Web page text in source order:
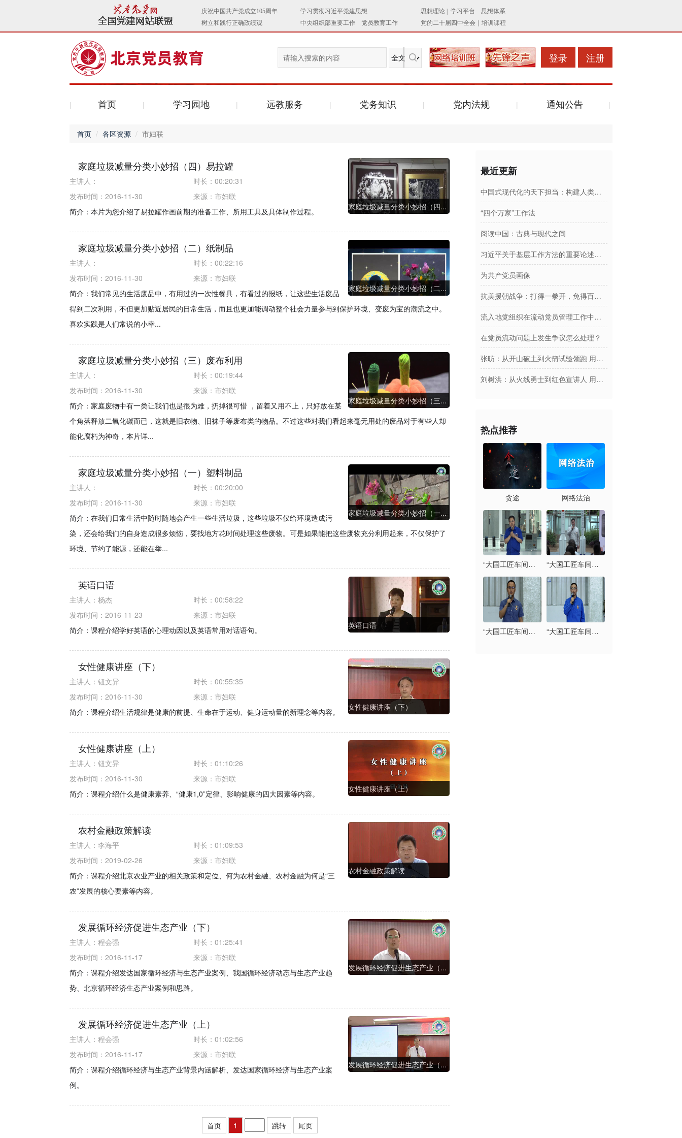
登录 注册
首页 学习园地 远教服务 党务知识 党内法规 通知公告
首页 各区资源 市妇联
家庭垃圾减量分类小妙招（四...
家庭垃圾减量分类小妙招（四）易拉罐
主讲人： 时长： 00:20:31
发布时间：2016-11-30
来源： 市妇联
简介：本片为您介绍了易拉罐作画前期的准备工作、所用工具及具体制作过程。
家庭垃圾减量分类小妙招（二...
家庭垃圾减量分类小妙招（二）纸制品
主讲人： 时长： 00:22:16
发布时间：2016-11-30
来源： 市妇联
简介：我们常见的生活废品中，有用过的一次性餐具，有看过的报纸，让这些生活废品
得到二次利用，不但更加贴近居民的日常生活，而且也更加能调动整个社会力量参与到保护环境、变废为宝的潮流之中。
喜欢实践是人们常说的小幸...
家庭垃圾减量分类小妙招（三...
家庭垃圾减量分类小妙招（三）废布利用
主讲人： 时长： 00:19:44
发布时间：2016-11-30
来源： 市妇联
简介：家庭废物中有一类让我们也是很为难，扔掉很可惜 ，留着又用不上，只好放在某
个角落释放二氧化碳而已，这就是旧衣物、旧袜子等废布类的物品。不过这些对我们看起来毫无用处的废品对于有些人却
能化腐朽为神奇，本片详...
家庭垃圾减量分类小妙招（一...
家庭垃圾减量分类小妙招（一）塑料制品
主讲人： 时长： 00:20:00
发布时间：2016-11-30
来源： 市妇联
简介：在我们日常生活中随时随地会产生一些生活垃圾，这些垃圾不仅给环境造成污
染，还会给我们的自身造成很多烦恼，要找地方花时间处理这些废物。可是如果能把这些废物充分利用起来，不仅保护了
环境、节约了能源，还能在举...
英语口语
英语口语
主讲人： 杨杰 时长： 00:58:22
发布时间：2016-11-23
来源： 市妇联
简介：课程介绍学好英语的心理动因以及英语常用对话语句。
女性健康讲座（下）
女性健康讲座（下）
主讲人： 钮文异 时长： 00:55:35
发布时间：2016-11-30
来源： 市妇联
简介：课程介绍生活规律是健康的前提、生命在于运动、健身运动量的新理念等内容。
女性健康讲座（上）
女性健康讲座（上）
主讲人： 钮文异 时长： 01:10:26
发布时间：2016-11-30
来源： 市妇联
简介：课程介绍什么是健康素养、“健康1,0”定律、影响健康的四大因素等内容。
农村金融政策解读
农村金融政策解读
主讲人： 李海平 时长： 01:09:53
发布时间：2019-02-26
来源： 市妇联
简介：课程介绍北京农业产业的相关政策和定位、何为农村金融、农村金融为何是“三
农”发展的核心要素等内容。
发展循环经济促进生态产业（...
发展循环经济促进生态产业（下）
主讲人： 程会强 时长： 01:25:41
发布时间：2016-11-17
来源： 市妇联
简介：课程介绍发达国家循环经济与生态产业案例、我国循环经济动态与生态产业趋
势、北京循环经济生态产业案例和思路。
发展循环经济促进生态产业（...
发展循环经济促进生态产业（上）
主讲人： 程会强 时长： 01:02:56
发布时间：2016-11-17
来源： 市妇联
简介：课程介绍循环经济与生态产业背景内涵解析、发达国家循环经济与生态产业案
例。
首页 1 跳转 尾页
最近更新
中国式现代化的天下担当：构建人类命运共同体
“四个万家”工作法
阅读中国：古典与现代之间
习近平关于基层工作方法的重要论述学习读本
为共产党员画像
抗美援朝战争：打得一拳开，免得百拳来
流入地党组织在流动党员管理工作中的主要责任有哪些？
在党员流动问题上发生争议怎么处理？
张昉：从开山破土到火箭试验领跑 用青春托举商业航天梦
刘树洪：从火线勇士到红色宣讲人 用四十载光阴坚守赤诚初心践行使命担当
热点推荐
贪途 网络法治
“大国工匠车间开讲”系列宣讲：马小光（中国兵器工业集团有限公司北京北方车辆集团有限公司） “大国工匠车间开讲”系列宣讲：王萌（北京京能热力发展有限公司通州分公司）
“大国工匠车间开讲”系列宣讲：邢林贺（中国航天空气动力研究院） “大国工匠车间开讲”系列宣讲：荣彦明（首钢京唐钢铁联合有限责任公司）